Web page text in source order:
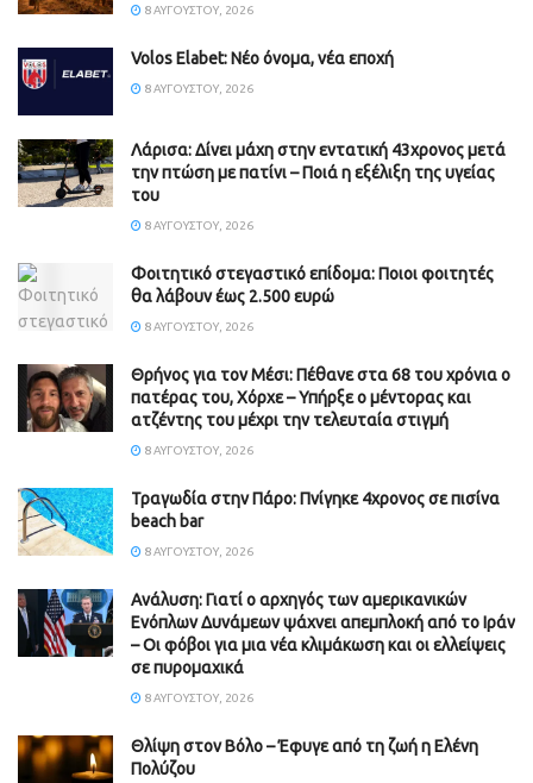
8 ΑΥΓΟΎΣΤΟΥ, 2026
Volos Elabet: Νέο όνομα, νέα εποχή
8 ΑΥΓΟΎΣΤΟΥ, 2026
Λάρισα: Δίνει μάχη στην εντατική 43χρονος μετά
την πτώση με πατίνι – Ποιά η εξέλιξη της υγείας
του
8 ΑΥΓΟΎΣΤΟΥ, 2026
Φοιτητικό στεγαστικό επίδομα: Ποιοι φοιτητές
θα λάβουν έως 2.500 ευρώ
8 ΑΥΓΟΎΣΤΟΥ, 2026
Θρήνος για τον Μέσι: Πέθανε στα 68 του χρόνια ο
πατέρας του, Χόρχε – Υπήρξε ο μέντορας και
ατζέντης του μέχρι την τελευταία στιγμή
8 ΑΥΓΟΎΣΤΟΥ, 2026
Τραγωδία στην Πάρο: Πνίγηκε 4χρονος σε πισίνα
beach bar
8 ΑΥΓΟΎΣΤΟΥ, 2026
Ανάλυση: Γιατί ο αρχηγός των αμερικανικών
Ενόπλων Δυνάμεων ψάχνει απεμπλοκή από το Ιράν
– Οι φόβοι για μια νέα κλιμάκωση και οι ελλείψεις
σε πυρομαχικά
8 ΑΥΓΟΎΣΤΟΥ, 2026
Θλίψη στον Βόλο – Έφυγε από τη ζωή η Ελένη
Πολύζου